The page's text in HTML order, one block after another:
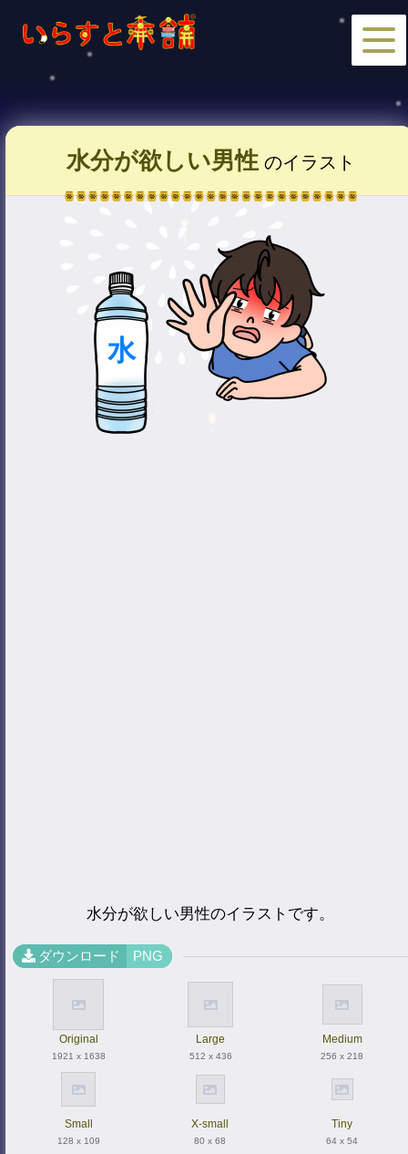
水分が欲しい男性のイラスト
水分が欲しい男性のイラストです。
ダウンロード PNG
Original
1921 x 1638
Large
512 x 436
Medium
256 x 218
Small
128 x 109
X-small
80 x 68
Tiny
64 x 54